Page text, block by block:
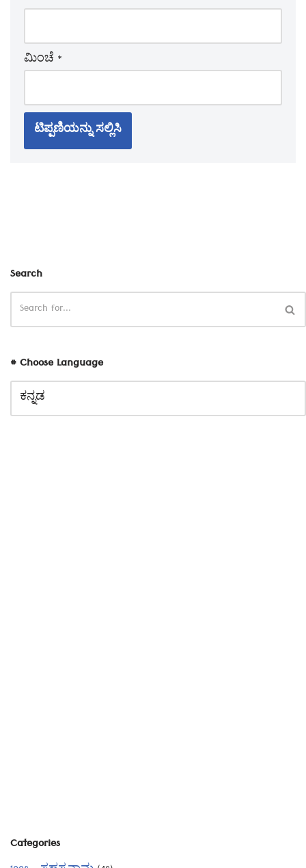
ಮಿಂಚೆ *
Search
# Choose Language
Categories